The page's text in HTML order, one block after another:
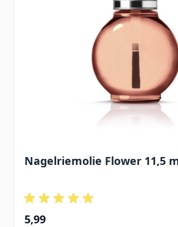
Nagelriemolie Flower 11,5
5,99